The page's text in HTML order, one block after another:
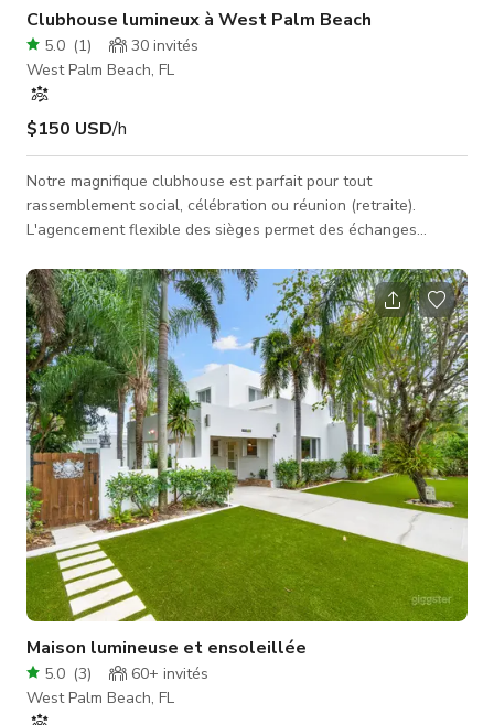
Clubhouse lumineux à West Palm Beach
5.0 (1) 30 invités
West Palm Beach, FL
$150 USD/h
Notre magnifique clubhouse est parfait pour tout
rassemblement social, célébration ou réunion (retraite).
L'agencement flexible des sièges permet des échanges
autorisée. Caractéristiques de l'espace : - WiFi - Agencements
de sièges décontractés : canapés, fauteuils club, tables -
Cuisine : mini-frigo, lave-vaisselle, évier, grand plan de travail,
tabourets de bar - TV HD 55" : connexions HDMI & USB pour
brancher et affich
Maison lumineuse et ensoleillée
5.0 (3) 60+ invités
West Palm Beach, FL